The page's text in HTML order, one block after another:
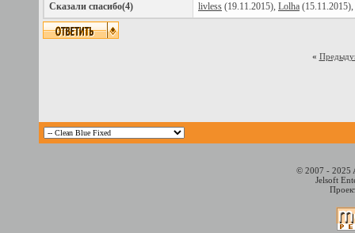
Сказали спасибо(4) livless (19.11.2015), Lolha (15.11.2015),
«
© 2007 - 2025
Jelsoft